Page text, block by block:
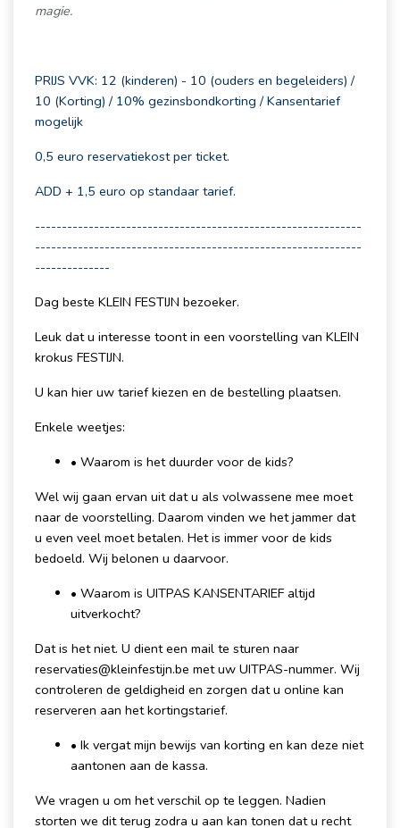
magie.
PRIJS VVK: 12 (kinderen) - 10 (ouders en begeleiders) /
10 (Korting) / 10% gezinsbondkorting / Kansentarief
mogelijk
0,5 euro reservatiekost per ticket.
ADD + 1,5 euro op standaar tarief.
-------------------------------------------------------------
-------------------------------------------------------------
--------------
Dag beste KLEIN FESTIJN bezoeker.
Leuk dat u interesse toont in een voorstelling van KLEIN
krokus FESTIJN.
U kan hier uw tarief kiezen en de bestelling plaatsen.
Enkele weetjes:
• Waarom is het duurder voor de kids?
Wel wij gaan ervan uit dat u als volwassene mee moet
naar de voorstelling. Daarom vinden we het jammer dat
u even veel moet betalen. Het is immer voor de kids
bedoeld. Wij belonen u daarvoor.
• Waarom is UITPAS KANSENTARIEF altijd
uitverkocht?
Dat is het niet. U dient een mail te sturen naar
reservaties@kleinfestijn.be met uw UITPAS-nummer. Wij
controleren de geldigheid en zorgen dat u online kan
reserveren aan het kortingstarief.
• Ik vergat mijn bewijs van korting en kan deze niet
aantonen aan de kassa.
We vragen u om het verschil op te leggen. Nadien
storten we dit terug zodra u aan kan tonen dat u recht